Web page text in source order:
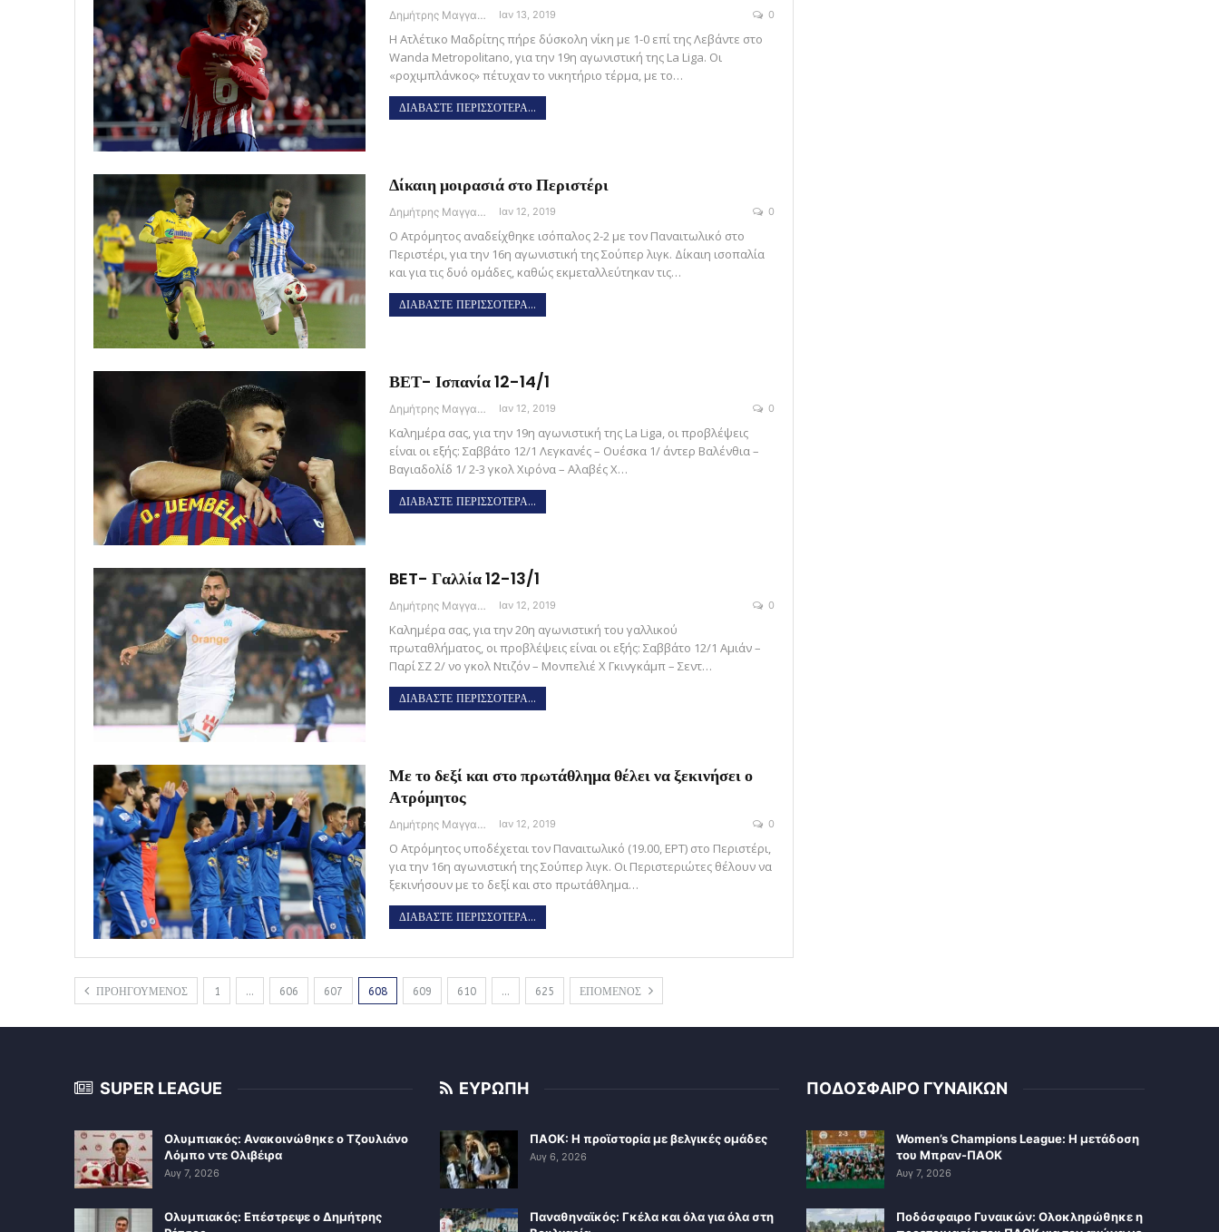
Δημήτρης Μαγγανάρης Ιαν 13, 2019 0
Η Ατλέτικο Μαδρίτης πήρε δύσκολη νίκη με 1-0 επί της Λεβάντε στο
Wanda Metropolitano, για την 19η αγωνιστική της La Liga. Οι
«ροχιμπλάνκος» πέτυχαν το νικητήριο τέρμα, με το…
ΔΙΑΒΑΣΤΕ ΠΕΡΙΣΣΟΤΕΡΑ...
Δίκαιη μοιρασιά στο Περιστέρι
Δημήτρης Μαγγανάρης Ιαν 12, 2019 0
Ο Ατρόμητος αναδείχθηκε ισόπαλος 2-2 με τον Παναιτωλικό στο
Περιστέρι, για την 16η αγωνιστική της Σούπερ λιγκ. Δίκαιη ισοπαλία
και για τις δυό ομάδες, καθώς εκμεταλλεύτηκαν τις…
ΔΙΑΒΑΣΤΕ ΠΕΡΙΣΣΟΤΕΡΑ...
ΒΕΤ- Ισπανία 12-14/1
Δημήτρης Μαγγανάρης Ιαν 12, 2019 0
Καλημέρα σας, για την 19η αγωνιστική της La Liga, οι προβλέψεις
είναι οι εξής: Σαββάτο 12/1 Λεγκανές – Ουέσκα 1/ άντερ Βαλένθια –
Βαγιαδολίδ 1/ 2-3 γκολ Χιρόνα – Αλαβές Χ…
ΔΙΑΒΑΣΤΕ ΠΕΡΙΣΣΟΤΕΡΑ...
BET- Γαλλία 12-13/1
Δημήτρης Μαγγανάρης Ιαν 12, 2019 0
Καλημέρα σας, για την 20η αγωνιστική του γαλλικού
πρωταθλήματος, οι προβλέψεις είναι οι εξής: Σαββάτο 12/1 Αμιάν –
Παρί ΣΖ 2/ νο γκολ Ντιζόν – Μονπελιέ Χ Γκινγκάμπ – Σεντ…
ΔΙΑΒΑΣΤΕ ΠΕΡΙΣΣΟΤΕΡΑ...
Με το δεξί και στο πρωτάθλημα θέλει να ξεκινήσει ο
Ατρόμητος
Δημήτρης Μαγγανάρης Ιαν 12, 2019 0
Ο Ατρόμητος υποδέχεται τον Παναιτωλικό (19.00, ΕΡΤ) στο Περιστέρι,
για την 16η αγωνιστική της Σούπερ λιγκ. Οι Περιστεριώτες θέλουν να
ξεκινήσουν με το δεξί και στο πρωτάθλημα…
ΔΙΑΒΑΣΤΕ ΠΕΡΙΣΣΟΤΕΡΑ...
ΠΡΟΗΓΟΥΜΕΝΟΣ 1 … 606 607 608 609 610 … 625 ΕΠΟΜΕΝΟΣ
SUPER LEAGUE
Ολυμπιακός: Ανακοινώθηκε ο Τζουλιάνο
Λόμπο ντε Ολιβέιρα
Αυγ 7, 2026
Ολυμπιακός: Επέστρεψε ο Δημήτρης
ΕΥΡΩΠΗ
ΠΑΟΚ: Η προϊστορία με βελγικές ομάδες
Αυγ 6, 2026
Παναθηναϊκός: Γκέλα και όλα για όλα στη
ΠΟΔΟΣΦΑΙΡΟ ΓΥΝΑΙΚΩΝ
Women’s Champions League: Η μετάδοση
του Μπραν-ΠΑΟΚ
Αυγ 7, 2026
Ποδόσφαιρο Γυναικών: Ολοκληρώθηκε η